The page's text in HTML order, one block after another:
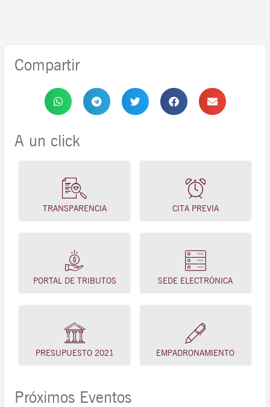
Compartir
A un click
TRANSPARENCIA CITA PREVIA
PORTAL DE TRIBUTOS SEDE ELECTRÓNICA
PRESUPUESTO 2021 EMPADRONAMIENTO
Próximos Eventos